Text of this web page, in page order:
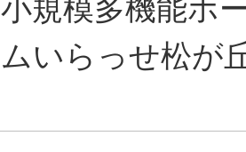
小規模多機能ホ
ムいらっせ松が